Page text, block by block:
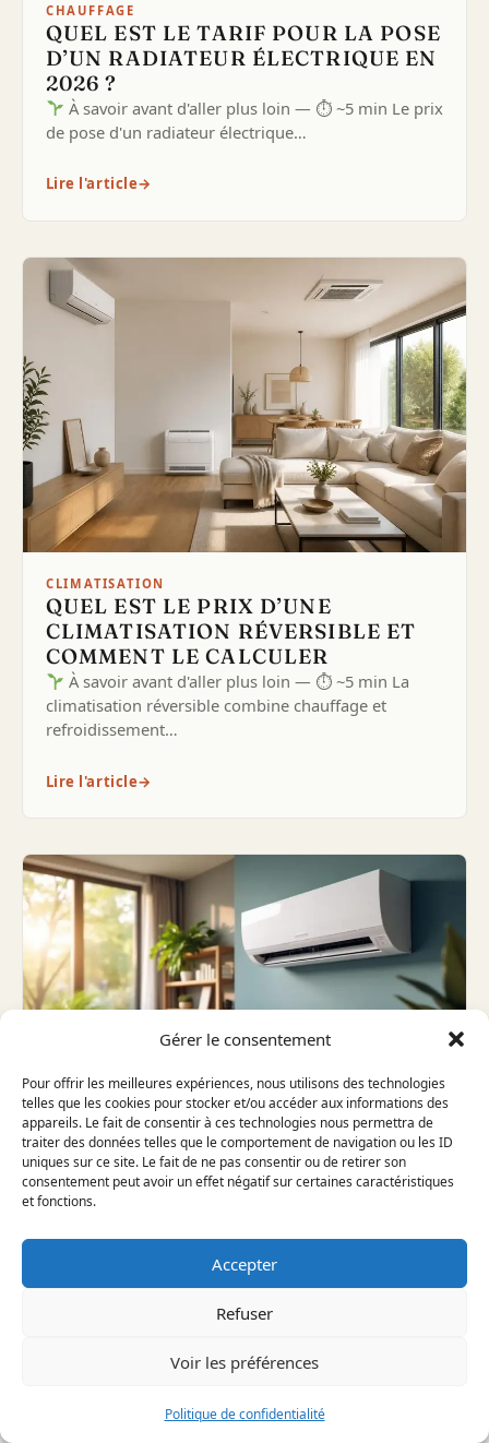
Gérer le consentement
Pour offrir les meilleures expériences, nous utilisons des technologies
telles que les cookies pour stocker et/ou accéder aux informations des
appareils. Le fait de consentir à ces technologies nous permettra de
traiter des données telles que le comportement de navigation ou les ID
uniques sur ce site. Le fait de ne pas consentir ou de retirer son
consentement peut avoir un effet négatif sur certaines caractéristiques
et fonctions.
Accepter
Refuser
Voir les préférences
Politique de confidentialité
CHAUFFAGE
QUEL EST LE TARIF POUR LA POSE
D’UN RADIATEUR ÉLECTRIQUE EN
2026 ?
À savoir avant d'aller plus loin — ⏱ ~5 min Le prix
de pose d'un radiateur électrique…
Lire l'article→
CLIMATISATION
QUEL EST LE PRIX D’UNE
CLIMATISATION RÉVERSIBLE ET
COMMENT LE CALCULER
À savoir avant d'aller plus loin — ⏱ ~5 min La
climatisation réversible combine chauffage et
refroidissement…
Lire l'article→
CLIMATISATION
CLIMATISATION RÉVERSIBLE :
EST-ELLE DÉDUCTIBLE DES
IMPÔTS ?
À savoir avant d'aller plus loin — ⏱ ~5 min La
climatisation réversible agit comme une pompe…